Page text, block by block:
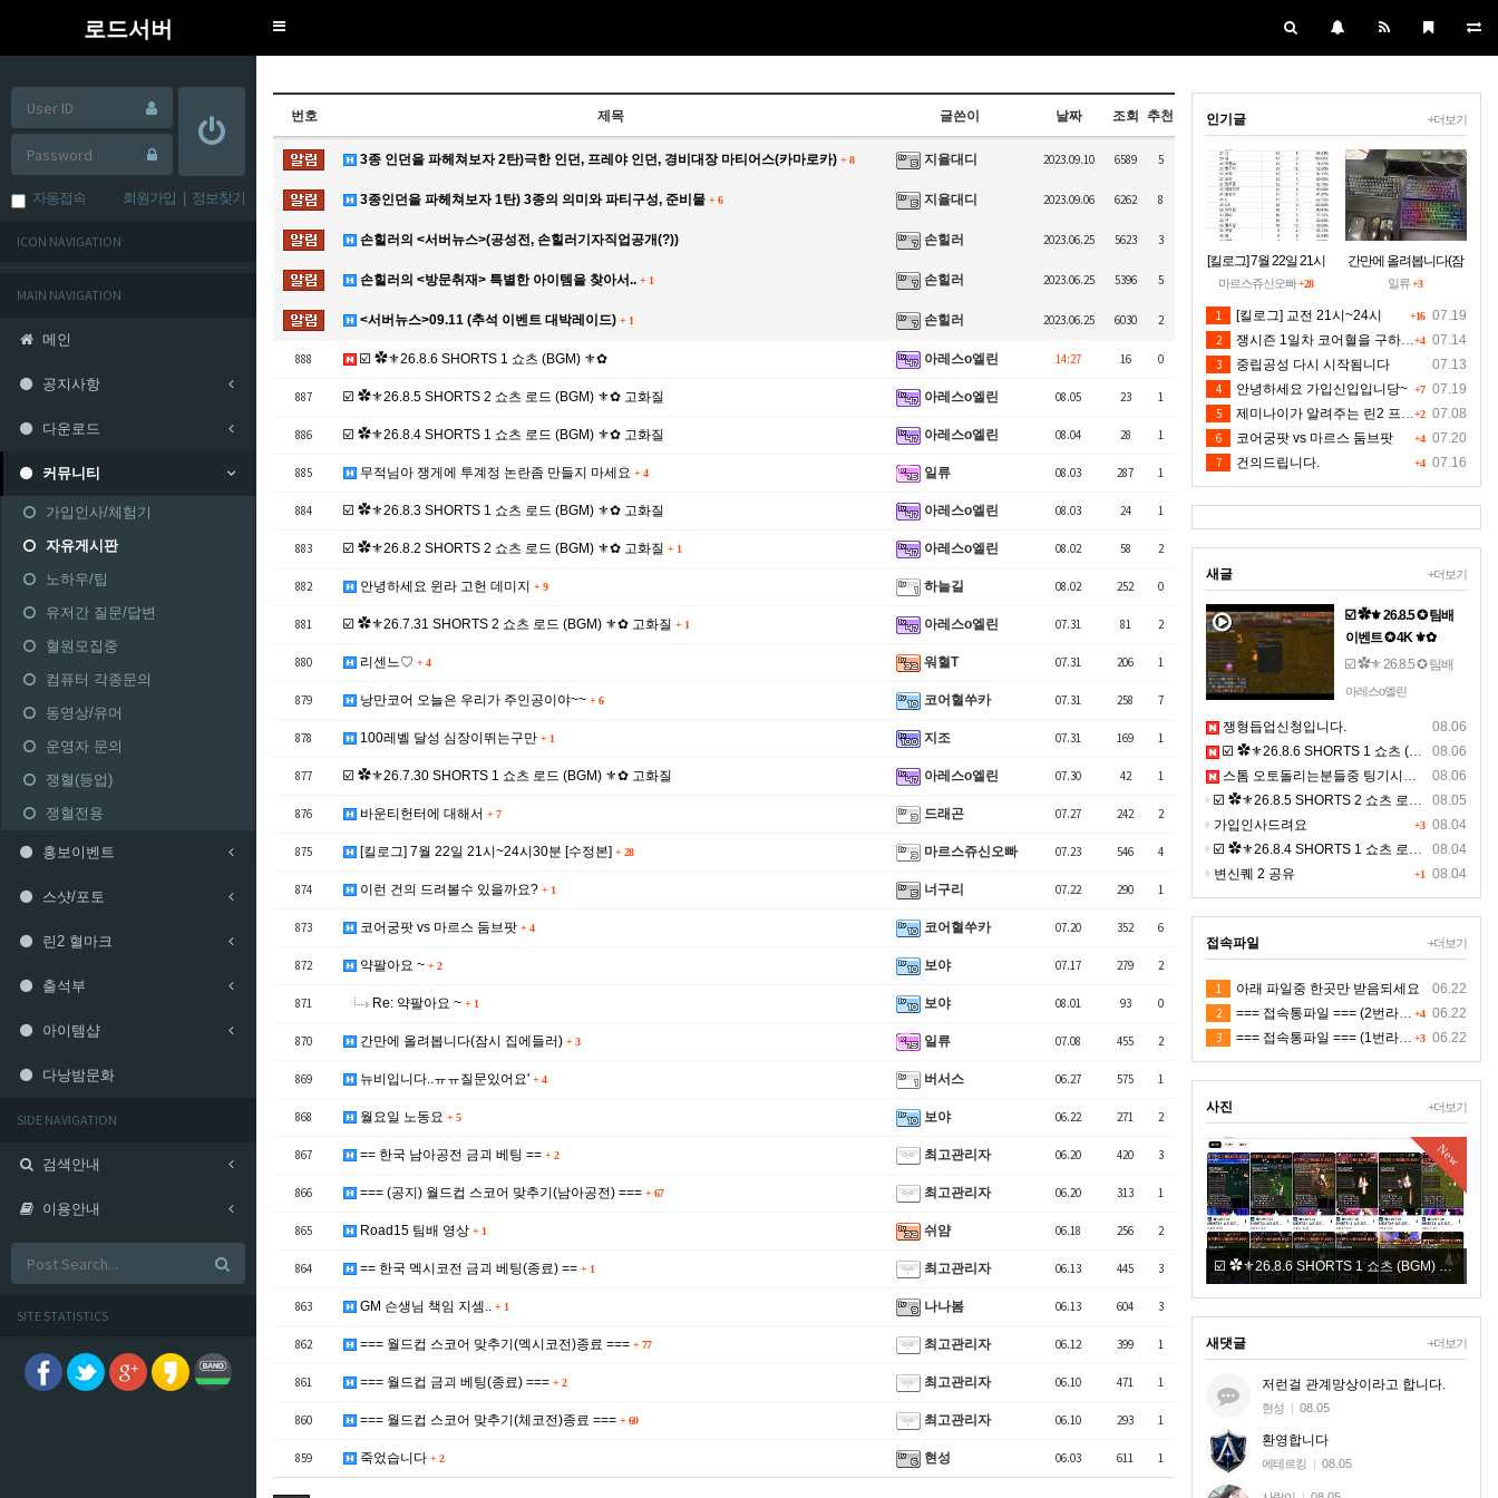
로드서버
Toggle
자동접속 회원가입 정보찾기
ICON NAVIGATION
MAIN NAVIGATION
메인
공지사항
다운로드
커뮤니티
가입인사/체험기
자유게시판
노하우/팁
유저간 질문/답변
혈원모집중
컴퓨터 각종문의
동영상/유머
운영자 문의
쟁혈(등업)
쟁혈전용
홍보이벤트
스샷/포토
린2 혈마크
출석부
아이템샵
다낭밤문화
SIDE NAVIGATION
검색안내
이용안내
SITE STATISTICS
번호 제목 글쓴이 날짜 조회 추천
3종 인던을 파헤쳐보자 2탄)극한 인던, 프레야 인던, 경비대장 마티어스(카마로카) + 8 지율대디 2023.09.10 6589 5
3종인던을 파헤쳐보자 1탄) 3종의 의미와 파티구성, 준비물 + 6 지율대디 2023.09.06 6262 8
손힐러의 <서버뉴스>(공성전, 손힐러기자직업공개(?)) 손힐러 2023.06.25 5623 3
손힐러의 <방문취재> 특별한 아이템을 찾아서.. + 1 손힐러 2023.06.25 5396 5
<서버뉴스>09.11 (추석 이벤트 대박레이드) + 1 손힐러 2023.06.25 6030 2
888 ☑️ ✿⚜26.8.6 SHORTS 1 쇼츠 (BGM) ⚜✿ 아레스o엘린 14:27 16 0
887 ☑️ ✿⚜26.8.5 SHORTS 2 쇼츠 로드 (BGM) ⚜✿ 고화질 아레스o엘린 08.05 23 1
886 ☑️ ✿⚜26.8.4 SHORTS 1 쇼츠 로드 (BGM) ⚜✿ 고화질 아레스o엘린 08.04 28 1
885 무적님아 쟁게에 투계정 논란좀 만들지 마세요 + 4 일류 08.03 287 1
884 ☑️ ✿⚜26.8.3 SHORTS 1 쇼츠 로드 (BGM) ⚜✿ 고화질 아레스o엘린 08.03 24 1
883 ☑️ ✿⚜26.8.2 SHORTS 2 쇼츠 로드 (BGM) ⚜✿ 고화질 + 1 아레스o엘린 08.02 58 2
882 안녕하세요 윈라 고헌 데미지 + 9 하늘길 08.02 252 0
881 ☑️ ✿⚜26.7.31 SHORTS 2 쇼츠 로드 (BGM) ⚜✿ 고화질 + 1 아레스o엘린 07.31 81 2
880 리센느♡ + 4 워혈T 07.31 206 1
879 낭만코어 오늘은 우리가 주인공이야~~ + 6 코어혈쑤카 07.31 258 7
878 100레벨 달성 심장이뛰는구만 + 1 지조 07.31 169 1
877 ☑️ ✿⚜26.7.30 SHORTS 1 쇼츠 로드 (BGM) ⚜✿ 고화질 아레스o엘린 07.30 42 1
876 바운티헌터에 대해서 + 7 드래곤 07.27 242 2
875 [킬로그] 7월 22일 21시~24시30분 [수정본] + 28 마르스쥬신오빠 07.23 546 4
874 이런 건의 드려볼수 있을까요? + 1 너구리 07.22 290 1
873 코어궁팟 vs 마르스 둠브팟 + 4 코어혈쑤카 07.20 352 6
872 약팔아요 ~ + 2 보야 07.17 279 2
871 Re: 약팔아요 ~ + 1 보야 08.01 93 0
870 간만에 올려봅니다(잠시 집에들러) + 3 일류 07.08 455 2
869 뉴비입니다..ㅠㅠ질문있어요' + 4 버서스 06.27 575 1
868 월요일 노동요 + 5 보야 06.22 271 2
867 == 한국 남아공전 금괴 베팅 == + 2 최고관리자 06.20 420 3
866 === (공지) 월드컵 스코어 맞추기(남아공전) === + 67 최고관리자 06.20 313 1
865 Road15 팀배 영상 + 1 쉬얌 06.18 256 2
864 == 한국 멕시코전 금괴 베팅(종료) == + 1 최고관리자 06.13 445 3
863 GM 슨생님 책임 지셈.. + 1 나나봄 06.13 604 3
862 === 월드컵 스코어 맞추기(멕시코전)종료 === + 77 최고관리자 06.12 399 1
861 === 월드컵 금괴 베팅(종료) === + 2 최고관리자 06.10 471 1
860 === 월드컵 스코어 맞추기(체코전)종료 === + 60 최고관리자 06.10 293 1
859 죽었습니다 + 2 현성 06.03 611 1
+더보기
인기글
[킬로그] 7월 22일 21시
~24시30분 [수정본]
마르스쥬신오빠+28
간만에 올려봅니다(잠
시 집에들러)
일류+3
+16 07.19
1 [킬로그] 교전 21시~24시
+4 07.14
2
쟁시즌 1일차 코어혈을 구하소서
07.13
3 중립공성 다시 시작됨니다
+7 07.19
4 안녕하세요 가입신입입니당~
+2 07.08
5 제미나이가 알려주는 린2 프리서버 렉 클라팅김 대처법입니다 저도 신뢰는 안하지만 한번 해보시길 유저분들의 마음입니다 ^^
+4 07.20
6 코어궁팟 vs 마르스 둠브팟
+4 07.16
7 건의드립니다.
+더보기
새글
☑️ ✿⚜ 26.8.5 ✪ 팀배
이벤트 ✪ 4K ⚜✿
☑️ ✿⚜ 26.8.5 ✪ 팀배
이벤트 ✪ 4K ⚜✿☞ 톱
(고화질) 선명하게 영
상을 보세요. ☜
아레스o엘린
08.06
쟁형듭업신청입니다.
08.06
☑️ ✿⚜26.8.6 SHORTS 1 쇼츠 (BGM) ⚜✿
08.06
스톰 오토돌리는분들중 팅기시는분있나요 ?ㅠㅠ
08.05
☑️ ✿⚜26.8.5 SHORTS 2 쇼츠 로드 (BGM) ⚜✿ 고화질
+3 08.04
가입인사드려요
08.04
☑️ ✿⚜26.8.4 SHORTS 1 쇼츠 로드 (BGM) ⚜✿ 고화질
+1 08.04
변신퀘 2 공유
+더보기
접속파일
06.22
1 아래 파일중 한곳만 받음되세요
+4 06.22
2 === 접속통파일 === (2번라인)
+3 06.22
3 === 접속통파일 === (1번라인)
+더보기
사진
New
신고합니다
New
☑️ ✿⚜26.8.6 SHORTS 1 쇼츠 (BGM) ⚜✿
+더보기
새댓글
저런걸 관계망상이라고 합니다.
현성 | 08.05
환영합니다
에테르킹 | 08.05